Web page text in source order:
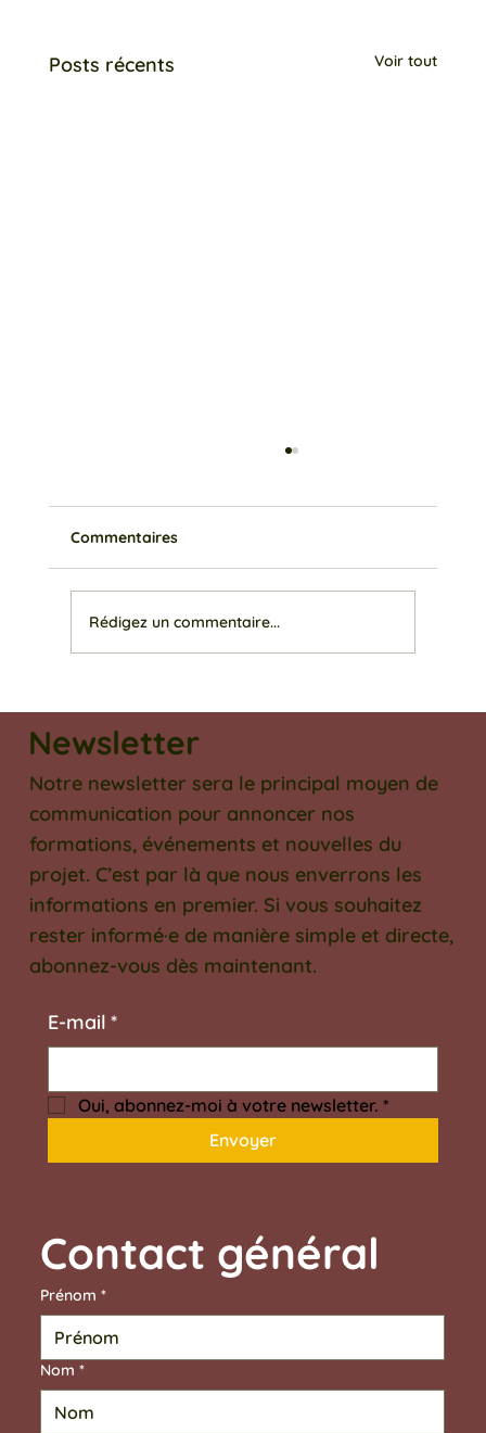
Posts récents Voir tout
Commentaires
Rédigez un commentaire...
Newsletter
Notre newsletter sera le principal moyen de
communication pour annoncer nos
formations, événements et nouvelles du
projet. C’est par là que nous enverrons les
informations en premier. Si vous souhaitez
rester informé·e de manière simple et directe,
abonnez-vous dès maintenant.
E‑mail *
Oui, abonnez-moi à votre newsletter. *
Envoyer
Prénom *
Nom *